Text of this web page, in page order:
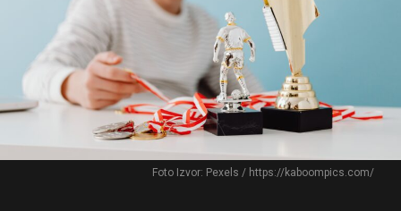
Foto Izvor: Pexels / https://kaboompics.com/